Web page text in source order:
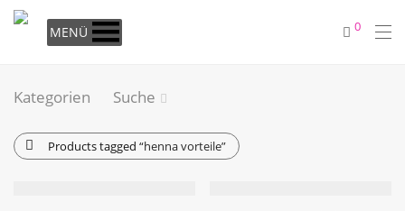
MENÜ 0
Kategorien Suche
Products tagged “henna vorteile”